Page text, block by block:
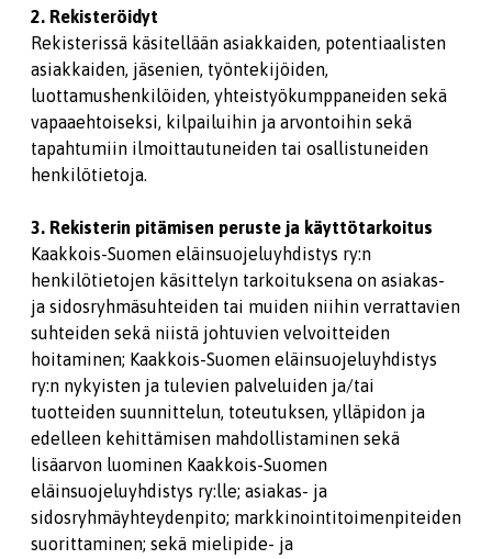
2. Rekisteröidyt
Rekisterissä käsitellään asiakkaiden, potentiaalisten
asiakkaiden, jäsenien, työntekijöiden,
luottamushenkilöiden, yhteistyökumppaneiden sekä
vapaaehtoiseksi, kilpailuihin ja arvontoihin sekä
tapahtumiin ilmoittautuneiden tai osallistuneiden
henkilötietoja.
3. Rekisterin pitämisen peruste ja käyttötarkoitus
Kaakkois-Suomen eläinsuojeluyhdistys ry:n
henkilötietojen käsittelyn tarkoituksena on asiakas-
ja sidosryhmäsuhteiden tai muiden niihin verrattavien
suhteiden sekä niistä johtuvien velvoitteiden
hoitaminen; Kaakkois-Suomen eläinsuojeluyhdistys
ry:n nykyisten ja tulevien palveluiden ja/tai
tuotteiden suunnittelun, toteutuksen, ylläpidon ja
edelleen kehittämisen mahdollistaminen sekä
lisäarvon luominen Kaakkois-Suomen
eläinsuojeluyhdistys ry:lle; asiakas- ja
sidosryhmäyhteydenpito; markkinointitoimenpiteiden
suorittaminen; sekä mielipide- ja